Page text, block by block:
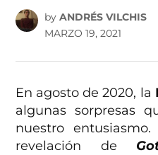
by ANDRÉS VILCHIS
MARZO 19, 2021
En agosto de 2020, la
algunas sorpresas
nuestro
revelación de